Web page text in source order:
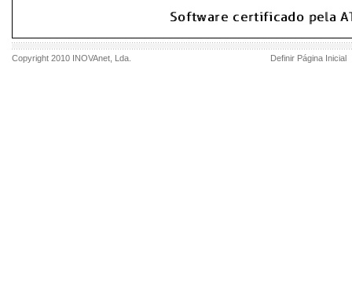
Copyright 2010 INOVAnet , Lda. Definir Página Inicial